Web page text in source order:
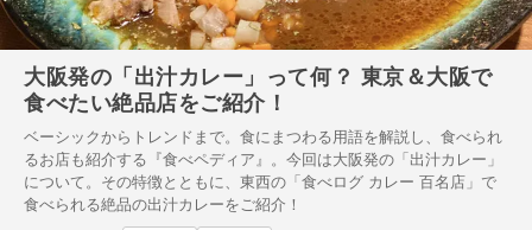
大阪発の「出汁カレー」って何？ 東京＆大阪で
食べたい絶品店をご紹介！
ベーシックからトレンドまで。食にまつわる用語を解説し、食べられ
るお店も紹介する『食べペディア』。今回は大阪発の「出汁カレー」
について。その特徴とともに、東西の「食べログ カレー 百名店」で
食べられる絶品の出汁カレーをご紹介！